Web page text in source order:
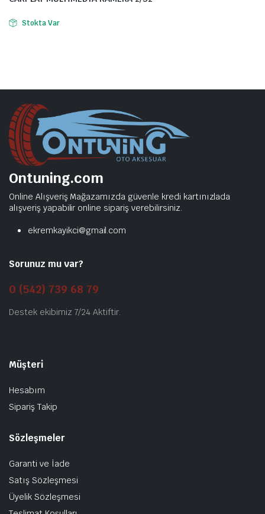
Stokta Var
Ontuning.com
Online Alışveriş Mağazamızda güvenle kredi kartınızlada
alışveriş yapabilir online sipariş verebilirsiniz.
ekremkayikci@gmail.com
Sorunuz mu var?
0 (542) 739 68 79
Destek ekibimiz 7/24 Aktiftir.
Müşteri
Hesabım
Sipariş Takip
Sözleşmeler
Garanti ve İade
Satış Sözleşmesi
Üyelik Sözleşmesi